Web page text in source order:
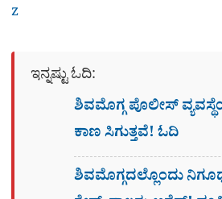
z
ಇನ್ನಷ್ಟು ಓದಿ:
ಶಿವಮೊಗ್ಗ ಪೊಲೀಸ್​
ಕಾಣ ಸಿಗುತ್ತವೆ! ಓದಿ
ಶಿವಮೊಗ್ಗದಲ್ಲೊಂದು